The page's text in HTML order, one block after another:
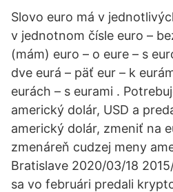
Slovo euro má v
v jednotnom čísle euro –
(mám) euro – o eure – s
dve eurá – päť eur – k
eurách – s eurami .
americký dolár, USD a
americký dolár, zmeniť na
zmenáreň cudzej meny
Bratislave 2020/03/18
sa vo februári predali